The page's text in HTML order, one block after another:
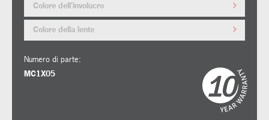
Colore dell'involucro
Colore della lente
Numero di parte:
MC1X05